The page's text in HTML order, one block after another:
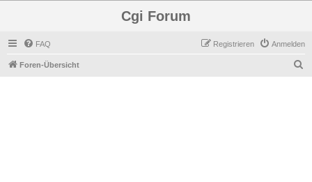
Cgi Forum
FAQ Anmelden
Registrieren
Foren-Übersicht